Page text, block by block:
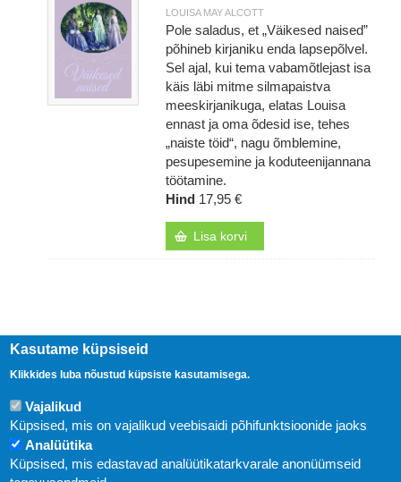
LOUISA MAY ALCOTT
Pole saladus, et „Väikesed naised”
põhineb kirjaniku enda lapsepõlvel.
Sel ajal, kui tema vabamõtlejast isa
käis läbi mitme silmapaistva
meeskirjanikuga, elatas Louisa
ennast ja oma õdesid ise, tehes
„naiste töid“, nagu õmblemine,
pesupesemine ja koduteenijannana
töötamine.
Hind 17,95 €
Lisa korvi
Uudised
Kasutame küpsiseid
Klikkides luba nõustud küpsiste kasutamisega.
Vajalikud
Küpsised, mis on vajalikud veebisaidi põhifunktsioonide jaoks
Analüütika
Küpsised, mis edastavad analüütikatarkvarale anonüümseid